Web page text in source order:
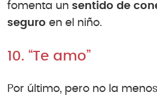
fomenta un sentido de
seguro en el niño.
10. “Te amo”
Por último, pero no la